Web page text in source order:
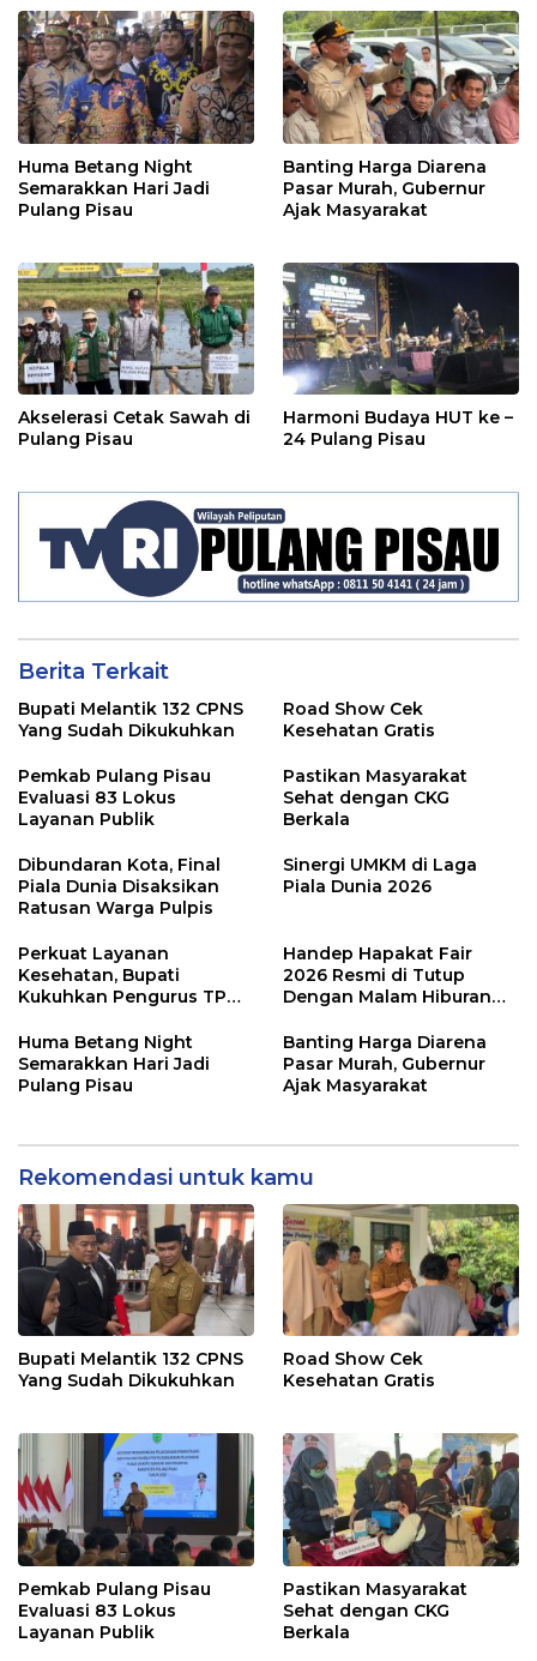
Huma Betang Night
Semarakkan Hari Jadi
Pulang Pisau
Banting Harga Diarena
Pasar Murah, Gubernur
Ajak Masyarakat
Akselerasi Cetak Sawah di
Pulang Pisau
Harmoni Budaya HUT ke –
24 Pulang Pisau
Berita Terkait
Bupati Melantik 132 CPNS
Yang Sudah Dikukuhkan
Road Show Cek
Kesehatan Gratis
Pemkab Pulang Pisau
Evaluasi 83 Lokus
Layanan Publik
Pastikan Masyarakat
Sehat dengan CKG
Berkala
Dibundaran Kota, Final
Piala Dunia Disaksikan
Ratusan Warga Pulpis
Sinergi UMKM di Laga
Piala Dunia 2026
Perkuat Layanan
Kesehatan, Bupati
Kukuhkan Pengurus TP
Handep Hapakat Fair
2026 Resmi di Tutup
Dengan Malam Hiburan
Huma Betang Night
Semarakkan Hari Jadi
Pulang Pisau
Banting Harga Diarena
Pasar Murah, Gubernur
Ajak Masyarakat
Rekomendasi untuk kamu
Bupati Melantik 132 CPNS
Yang Sudah Dikukuhkan
Road Show Cek
Kesehatan Gratis
Pemkab Pulang Pisau
Evaluasi 83 Lokus
Layanan Publik
Pastikan Masyarakat
Sehat dengan CKG
Berkala